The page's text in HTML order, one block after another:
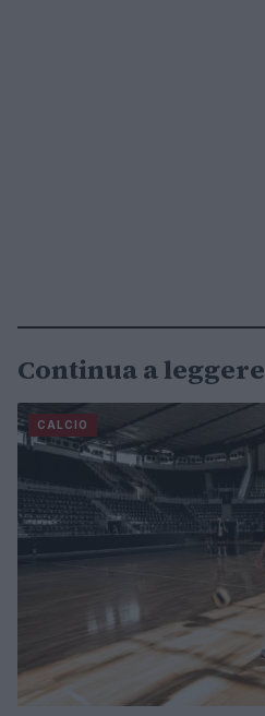
Continua a leggere
CALCIO